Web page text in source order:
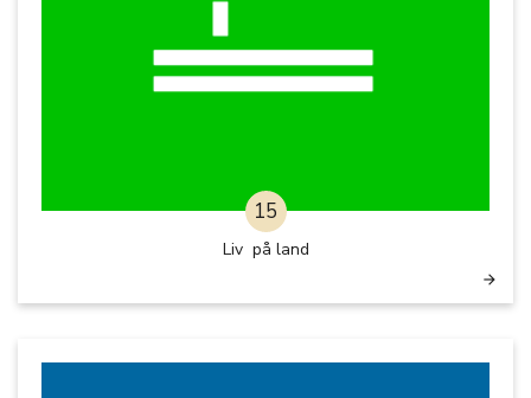
15
Liv på land
arrow_forward